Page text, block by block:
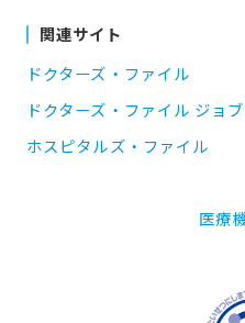
関連サイト
ドクターズ・ファイル
ドクターズ・ファイル ジョ
ホスピタルズ・ファイル
医療